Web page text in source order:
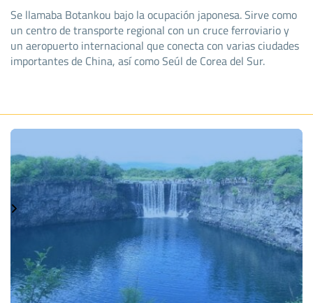
Se llamaba Botankou bajo la ocupación japonesa. Sirve como
un centro de transporte regional con un cruce ferroviario y
un aeropuerto internacional que conecta con varias ciudades
importantes de China, así como Seúl de Corea del Sur.